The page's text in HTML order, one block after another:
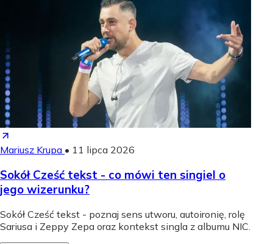
Mariusz Krupa • 11 lipca 2026
Sokół Cześć tekst - co mówi ten singiel o
jego wizerunku?
Sokół Cześć tekst - poznaj sens utworu, autoironię, rolę
Sariusa i Zeppy Zepa oraz kontekst singla z albumu NIC.